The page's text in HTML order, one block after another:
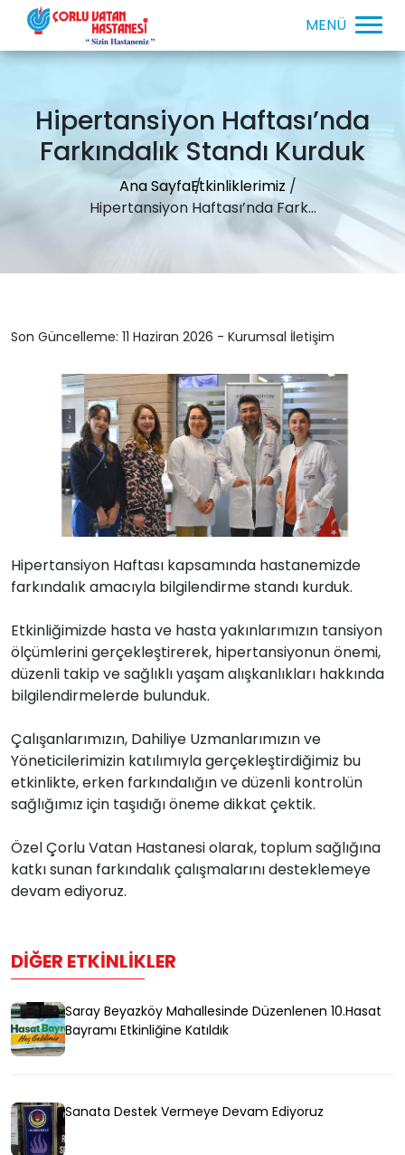
Hipertansiyon Haftası’nda
Farkındalık Standı Kurduk
Ana SayfaEtkinliklerimiz
Hipertansiyon Haftası’nda Fark...
Son Güncelleme: 11 Haziran 2026 - Kurumsal İletişim
Hipertansiyon Haftası kapsamında hastanemizde
farkındalık amacıyla bilgilendirme standı kurduk.
Etkinliğimizde hasta ve hasta yakınlarımızın tansiyon
ölçümlerini gerçekleştirerek, hipertansiyonun önemi,
düzenli takip ve sağlıklı yaşam alışkanlıkları hakkında
bilgilendirmelerde bulunduk.
Çalışanlarımızın, Dahiliye Uzmanlarımızın ve
Yöneticilerimizin katılımıyla gerçekleştirdiğimiz bu
etkinlikte, erken farkındalığın ve düzenli kontrolün
sağlığımız için taşıdığı öneme dikkat çektik.
Özel Çorlu Vatan Hastanesi olarak, toplum sağlığına
katkı sunan farkındalık çalışmalarını desteklemeye
devam ediyoruz.
DIĞER ETKINLIKLER
Saray Beyazköy Mahallesinde Düzenlenen 10.Hasat
Bayramı Etkinliğine Katıldık
Sanata Destek Vermeye Devam Ediyoruz